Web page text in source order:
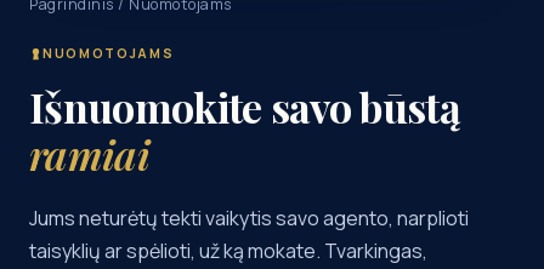
Pagrindinis / Nuomotojams
NUOMOTOJAMS
Išnuomokite savo būstą
ramiai
Jums neturėtų tekti vaikytis savo agento, narplioti
taisyklių ar spėlioti, už ką mokate. Tvarkingas,